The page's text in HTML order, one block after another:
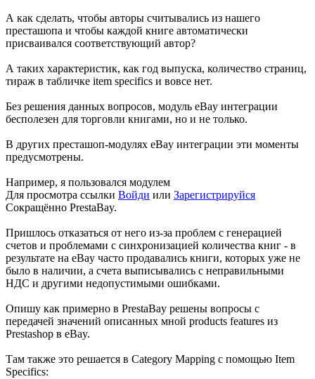
А как сделать, чтобы авторы считывались из нашего
престашопа и чтобы каждой книге автоматически
присваивался соответствующий автор?
А таких характеристик, как год выпуска, количество страниц,
тираж в табличке item specifics и вовсе нет.
Без решения данных вопросов, модуль eBay интеграции
бесполезен для торговли книгами, но и не только.
В других престашоп-модулях eBay интеграции эти моменты
предусмотрены.
Например, я пользовался модулем
Для просмотра ссылки Войди или Зарегистрируйся
Сокращённо PrestaBay.
Пришлось отказаться от него из-за проблем с генерацией
счетов и проблемами с синхронизацией количества книг - в
результате на eBay часто продавались книги, которых уже не
было в наличии, а счета выписывались с неправильными
НДС и другими недопустимыми ошибками.
Опишу как примерно в PrestaBay решены вопросы с
передачей значений описанных мной products features из
Prestashop в eBay.
Там также это решается в Category Mapping c помощью Item
Specifics: